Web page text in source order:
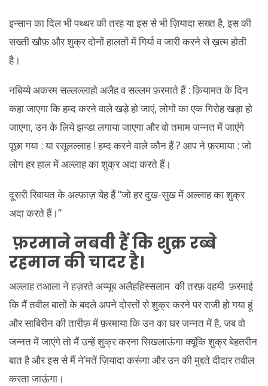
इन्सान का दिल भी पथ्थर की तरह या इस से भी ज़ियादा सख्त है, इस की
सख्ती खौफ़ और शुक्र दोनों हालतों में गिर्या व जारी करने से ख़त्म होती
है।
नबिय्ये अकरम सल्लल्लाहो अलैह व सल्लम फ़रमाते हैं : क़ियामत के दिन
कहा जाएगा कि हम्द करने वाले खड़े हो जाएं, लोगों का एक गिरोह खड़ा हो
जाएगा, उन के लिये झन्डा लगाया जाएगा और वो तमाम जन्नत में जाएंगे
पूछा गया : या रसूलल्लाह ! हम्द करने वाले कौन हैं ? आप ने फ़रमाया : जो
लोग हर हाल में अल्लाह का शुक्र अदा करते हैं।
दूसरी रिवायत के अल्फ़ाज़ येह हैं “जो हर दुख-सुख में अल्लाह का शुक्र
अदा करते हैं।”
फ़रमाने नबवी हैं कि शुक्र रब्बे
रहमान की चादर है।
अल्लाह तआला ने हज़रते अय्यूब अलैहहिस्सलाम की तरफ़ वहयी फ़रमाई
कि मैं तवील बातों के बदले अपने दोस्तों से शुक्र करने पर राजी हो गया हूं
और साबिरीन की तारीफ़ में फ़रमाया कि उन का घर जन्नत में है, जब वो
जन्नत में जाएंगे तो मैं उन्हें शुक्र करना सिखलाऊंगा क्यूंकि शुक्र बेहतरीन
बात है और इस से मैं ने’मतें ज़ियादा करूंगा और उन की मुद्दते दीदार तवील
करता जाऊंगा।